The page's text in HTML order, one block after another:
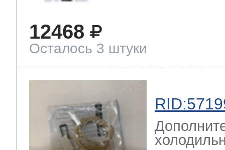
12468
Осталось 3 штуки